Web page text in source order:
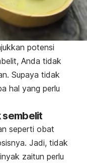
potensi
Anda tidak
Supaya tidak
hal yang perlu
sembelit
seperti obat
Jadi, tidak
zaitun perlu